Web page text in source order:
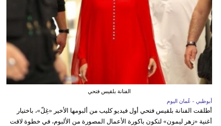
الفنانة بلقيس فتحي
أبوظبي - عُمان اليوم
أطلقت الفنانة بلقيس فتحي أول فيديو كليب من ألبومها الأخير «غِلّ»، باختيار
أغنية «زهر ليمون» لتكون باكورة الأعمال المصورة من الألبوم، في خطوة لاقت